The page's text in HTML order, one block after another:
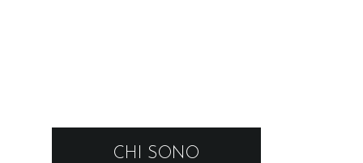
CHI SONO